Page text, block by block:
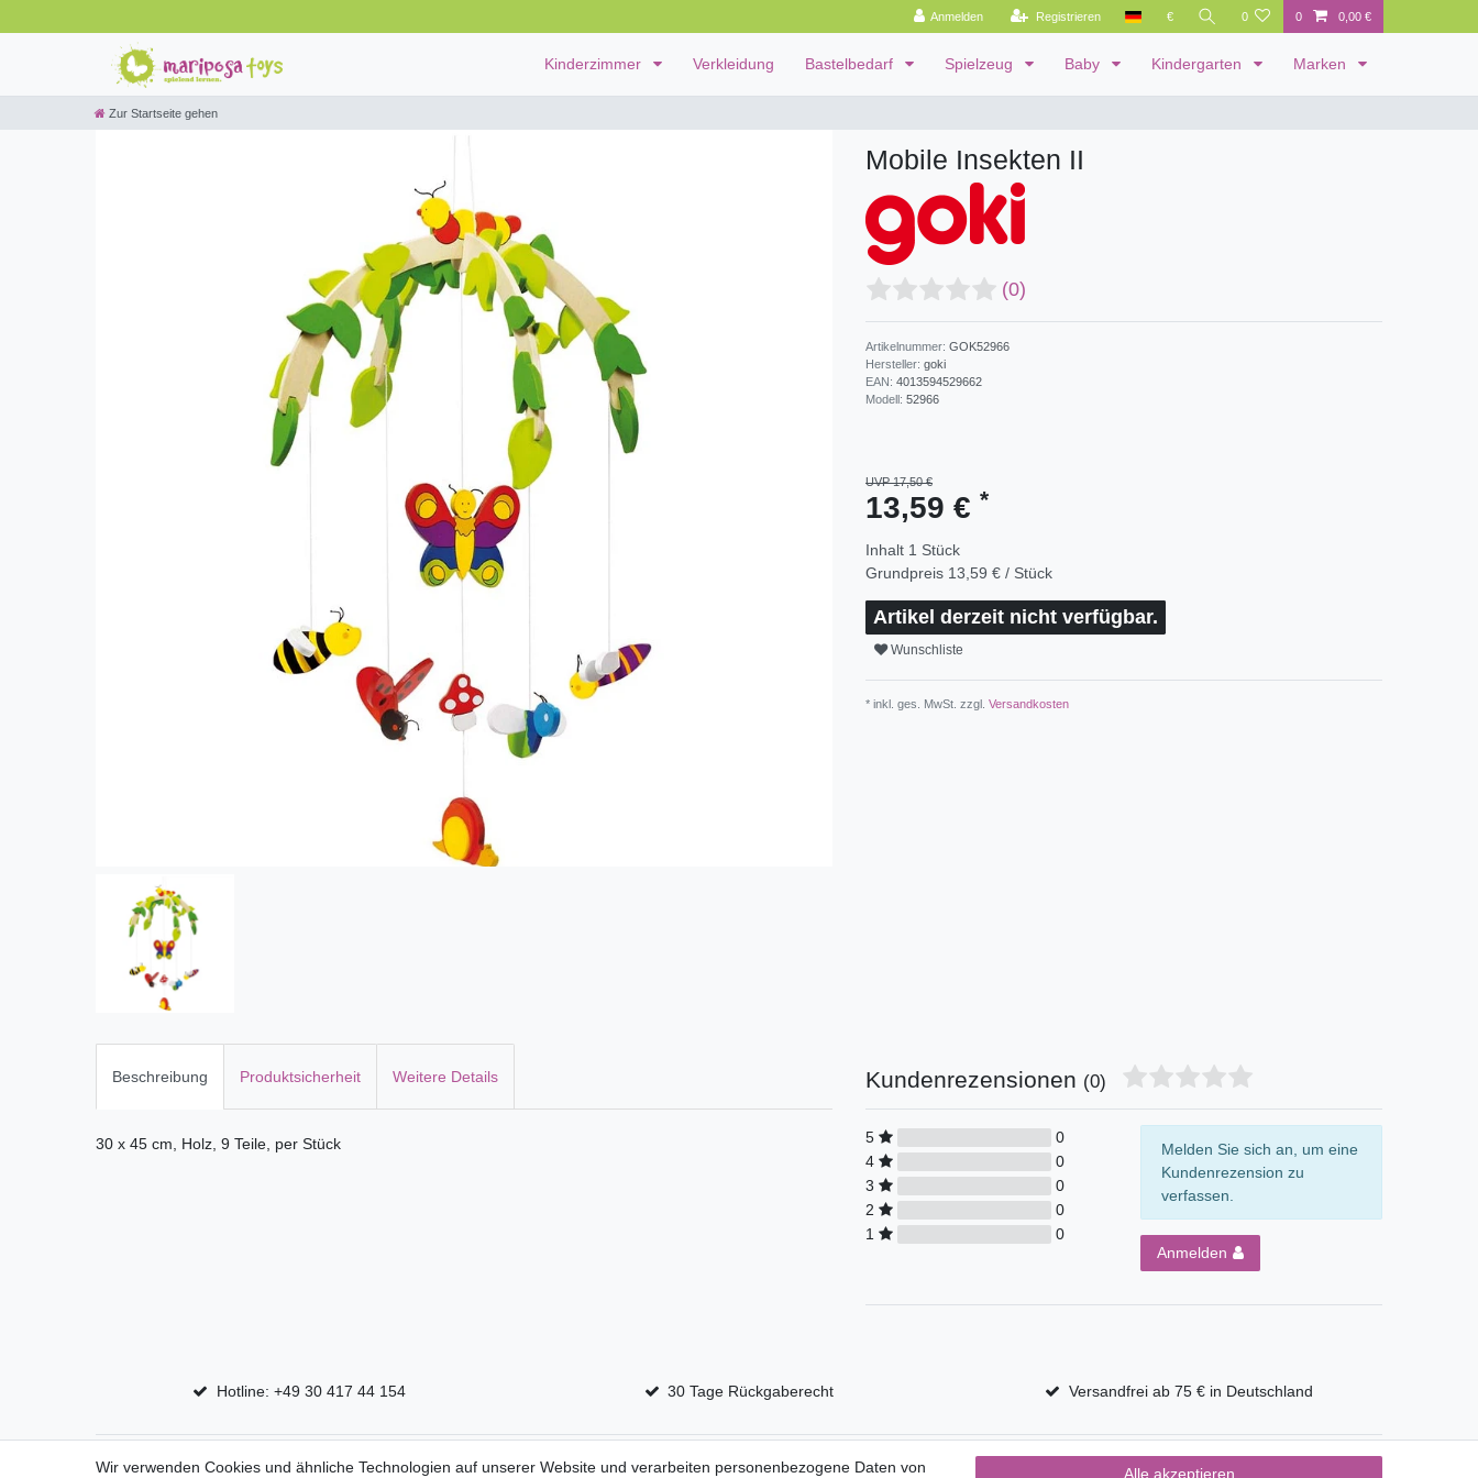
Anmelden Registrieren € 0 0 0,00 €
Kinderzimmer Verkleidung Bastelbedarf Spielzeug Baby Kindergarten Marken
Zur Startseite gehen
Mobile Insekten II
(0)
Artikelnummer: GOK52966
Hersteller: goki
EAN: 4013594529662
Modell: 52966
UVP 17,50 €
13,59 € *
Inhalt 1 Stück
Grundpreis 13,59 € / Stück
Artikel derzeit nicht verfügbar.
Wunschliste
* inkl. ges. MwSt. zzgl. Versandkosten
Beschreibung Produktsicherheit Weitere Details
30 x 45 cm, Holz, 9 Teile, per Stück
Kundenrezensionen (0)
5
0
4
0
3
0
2
0
1
0
Melden Sie sich an, um eine
Kundenrezension zu
verfassen.
Anmelden
Hotline: +49 30 417 44 154 30 Tage Rückgaberecht Versandfrei ab 75 € in Deutschland
Top Marken Shop Service
Wir verwenden Cookies und ähnliche Technologien auf unserer Website und verarbeiten personenbezogene Daten von Alle akzeptieren